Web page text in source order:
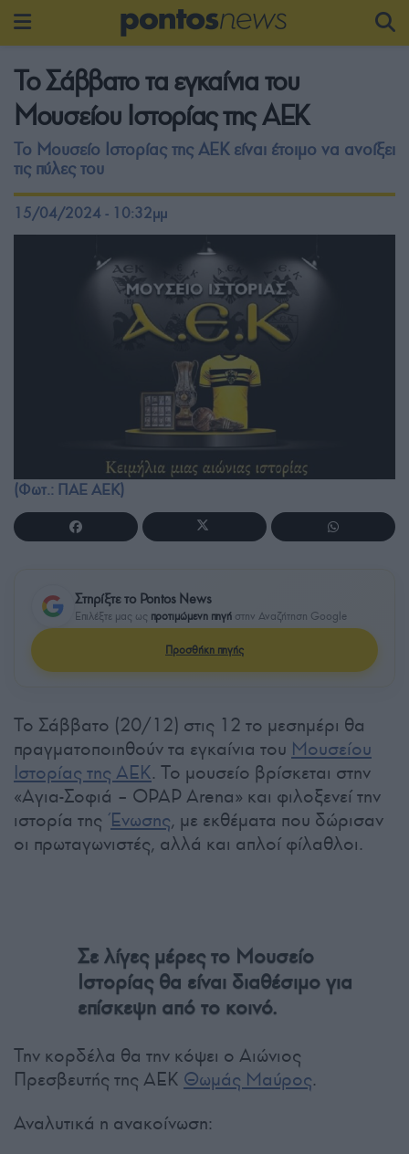
Το Σάββατο τα εγκαίνια του
Μουσείου Ιστορίας της ΑΕΚ
Το Μουσείο Ιστορίας της ΑΕΚ είναι έτοιμο να ανοίξει
τις πύλες του
15/04/2024 - 10:32μμ
(Φωτ.: ΠΑΕ ΑΕΚ)
Στηρίξτε το Pontos News
Επιλέξτε μας ως προτιμώμενη πηγή στην Αναζήτηση Google
Προσθήκη πηγής
Το Σάββατο (20/12) στις 12 το μεσημέρι θα
πραγματοποιηθούν τα εγκαίνια του Μουσείου
Ιστορίας της ΑΕΚ. Το μουσείο βρίσκεται στην
«Αγια-Σοφιά – OPAP Arena» και φιλοξενεί την
ιστορία τηςΈνωσης, με εκθέματα που δώρισαν
οι πρωταγωνιστές, αλλά και απλοί φίλαθλοι.
Σε λίγες μέρες το Μουσείο
Ιστορίας θα είναι διαθέσιμο για
επίσκεψη από το κοινό.
Την κορδέλα θα την κόψει ο Αιώνιος
Πρεσβευτής της ΑΕΚ Θωμάς Μαύρος.
Αναλυτικά η ανακοίνωση: